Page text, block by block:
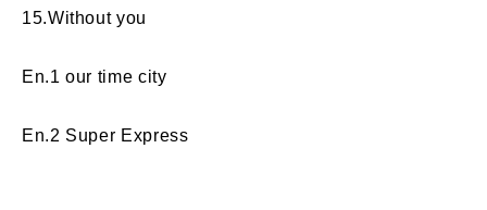
15.Without you
En.1 our time city
En.2 Super Express